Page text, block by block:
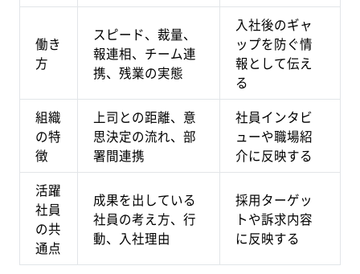
働き
方
スピード、裁量、
報連相、チーム連
携、残業の実態
入社後のギャ
ップを防ぐ情
報として伝え
る
組織
の特
徴
上司との距離、意
思決定の流れ、部
署間連携
社員インタビ
ューや職場紹
介に反映する
活躍
社員
の共
通点
成果を出している
社員の考え方、行
動、入社理由
採用ターゲッ
トや訴求内容
に反映する